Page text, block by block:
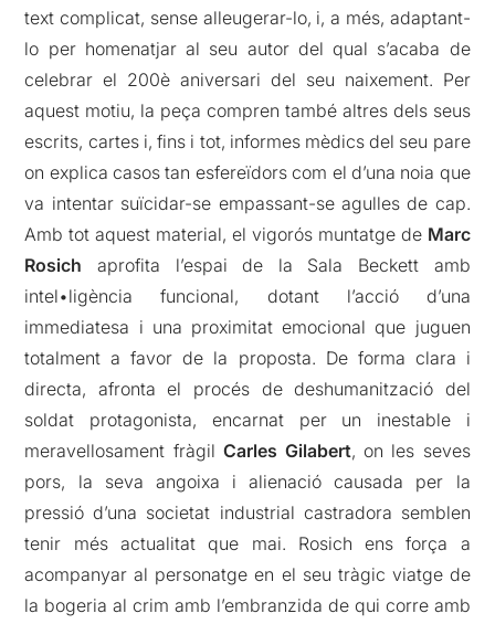
text complicat, sense alleugerar-lo, i, a més, adaptant-
lo per homenatjar al seu autor del qual s’acaba de
celebrar el 200è aniversari del seu naixement. Per
aquest motiu, la peça compren també altres dels seus
escrits, cartes i, fins i tot, informes mèdics del seu pare
on explica casos tan esfereïdors com el d’una noia que
va intentar suïcidar-se empassant-se agulles de cap.
Amb tot aquest material, el vigorós muntatge de Marc
Rosich aprofita l’espai de la Sala Beckett amb
intel•ligència funcional, dotant l’acció d’una
immediatesa i una proximitat emocional que juguen
totalment a favor de la proposta. De forma clara i
directa, afronta el procés de deshumanització del
soldat protagonista, encarnat per un inestable i
meravellosament fràgil Carles Gilabert, on les seves
pors, la seva angoixa i alienació causada per la
pressió d’una societat industrial castradora semblen
tenir més actualitat que mai. Rosich ens força a
acompanyar al personatge en el seu tràgic viatge de
la bogeria al crim amb l’embranzida de qui corre amb